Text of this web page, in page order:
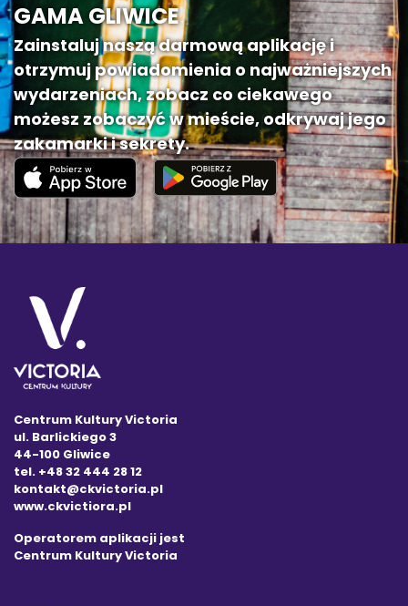
GAMA GLIWICE
Zainstaluj naszą darmową aplikację i
otrzymuj powiadomienia o najważniejszych
wydarzeniach, zobacz co ciekawego
możesz zobaczyć w mieście, odkrywaj jego
zakamarki i sekrety.
Centrum Kultury Victoria
ul. Barlickiego 3
44-100 Gliwice
tel. +48 32 444 28 12
kontakt@ckvictoria.pl
www.ckvictiora.pl
Operatorem aplikacji jest
Centrum Kultury Victoria